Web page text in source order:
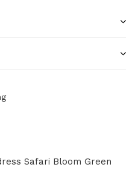
Safari Bloom Green